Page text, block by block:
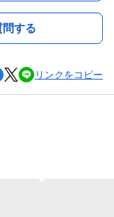
する
リンクをコピー